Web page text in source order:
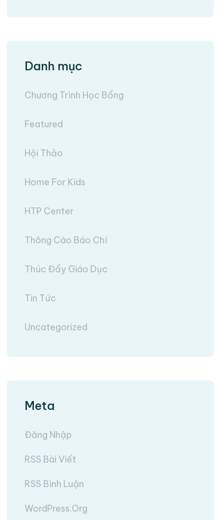
Danh mục
Chương Trình Học Bổng
Featured
Hội Thảo
Home For Kids
HTP Center
Thông Cáo Báo Chí
Thúc Đẩy Giáo Dục
Tin Tức
Uncategorized
Meta
Đăng Nhập
RSS Bài Viết
RSS Bình Luận
WordPress.org